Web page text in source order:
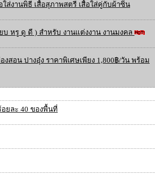
ใส่งานพิธี เสื้อสุภาพสตรี เสื้อใส่คู่กับผ้าซิ่น
บ หรู ดู ดี ) สำหรับ งานแต่งงาน งานมงคล
สอน ปางอุ๋ง ราคาพิเศษเพียง 1,800฿/วัน พร้อม
ยละ 40 ของพื้นที่